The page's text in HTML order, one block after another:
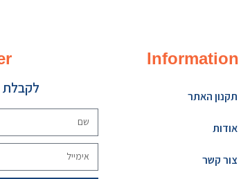
Information
תקנון האתר
אודות
צור קשר
לקבלת